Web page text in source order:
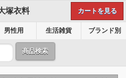
塚衣料 カートを見る
男性用 生活雑貨 ブランド別
商品検索